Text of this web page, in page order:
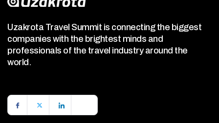
Uzakrota Travel Summit is connecting the biggest
companies with the brightest minds and
professionals of the travel industry around the
world.